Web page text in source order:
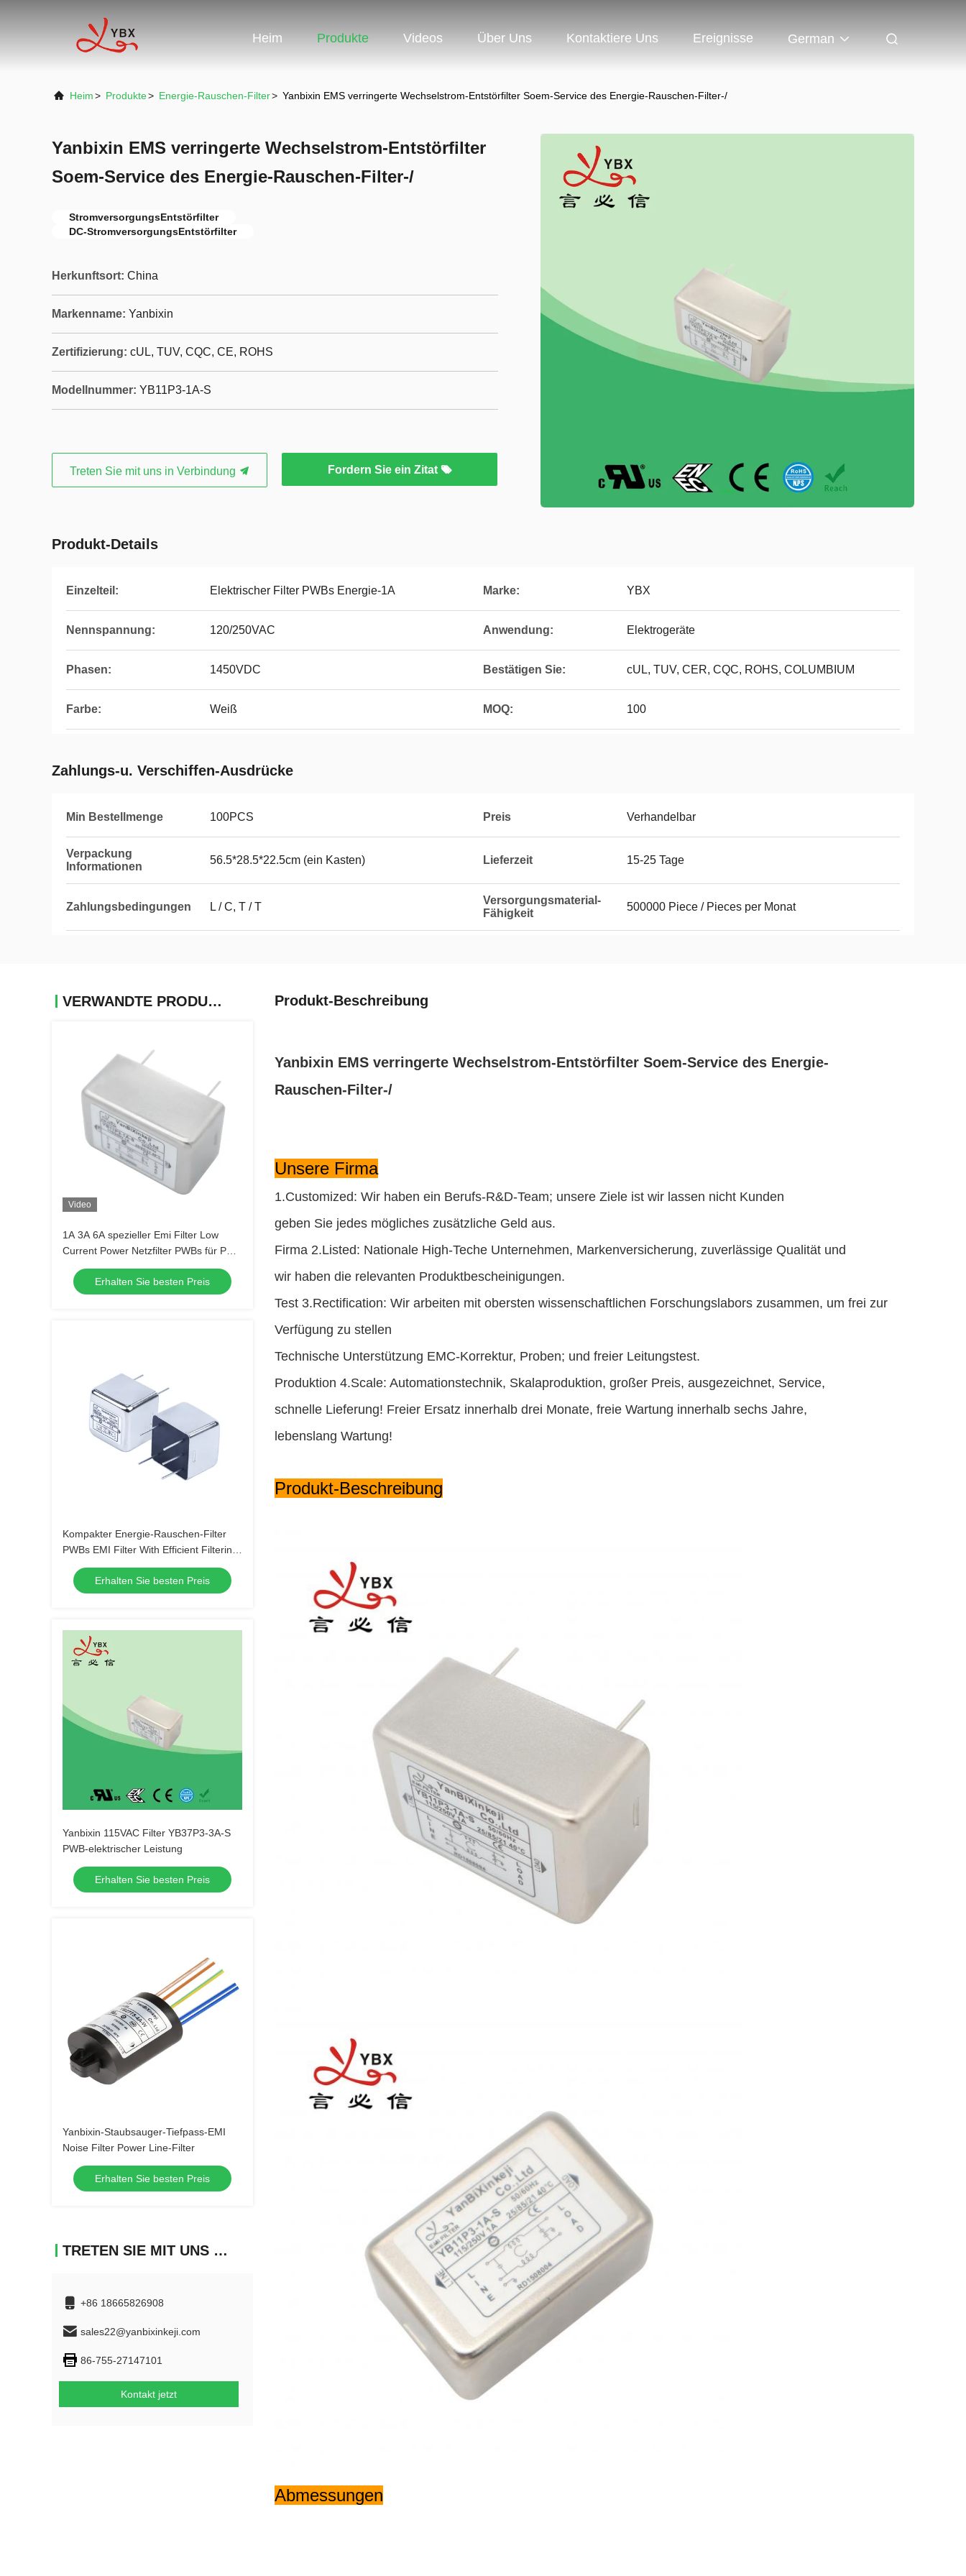
Heim Produkte Videos Über Uns Kontaktiere Uns Ereignisse German
Heim> Produkte> Energie-Rauschen-Filter> Yanbixin EMS verringerte Wechselstrom-Entstörfilter Soem-Service des Energie-Rauschen-Filter-/
Yanbixin EMS verringerte Wechselstrom-Entstörfilter
Soem-Service des Energie-Rauschen-Filter-/
StromversorgungsEntstörfilter
DC-StromversorgungsEntstörfilter
Herkunftsort: China
Markenname: Yanbixin
Zertifizierung: cUL, TUV, CQC, CE, ROHS
Modellnummer: YB11P3-1A-S
Treten Sie mit uns in Verbindung Fordern Sie ein Zitat
Produkt-Details
Einzelteil: Elektrischer Filter PWBs Energie-1A Marke: YBX
Nennspannung: 120/250VAC Anwendung: Elektrogeräte
Phasen: 1450VDC Bestätigen Sie: cUL, TUV, CER, CQC, ROHS, COLUMBIUM
Farbe: Weiß MOQ: 100
Zahlungs-u. Verschiffen-Ausdrücke
Min Bestellmenge 100PCS Preis Verhandelbar
Verpackung
Informationen
56.5*28.5*22.5cm (ein Kasten) Lieferzeit 15-25 Tage
Zahlungsbedingungen L / C, T / T
Versorgungsmaterial-
Fähigkeit
500000 Piece / Pieces per Monat
VERWANDTE PRODUKTE
Video
1A 3A 6A spezieller Emi Filter Low
Current Power Netzfilter PWBs für PC
Bretter
Erhalten Sie besten Preis
Kompakter Energie-Rauschen-Filter
PWBs EMI Filter With Efficient Filtering
1A-6A
Erhalten Sie besten Preis
Yanbixin 115VAC Filter YB37P3-3A-S
PWB-elektrischer Leistung
Erhalten Sie besten Preis
Yanbixin-Staubsauger-Tiefpass-EMI
Noise Filter Power Line-Filter
Erhalten Sie besten Preis
TRETEN SIE MIT UNS IN VERBINDUNG
+86 18665826908
sales22@yanbixinkeji.com
86-755-27147101
Kontakt jetzt
Produkt-Beschreibung
Yanbixin EMS verringerte Wechselstrom-Entstörfilter Soem-Service des Energie-
Rauschen-Filter-/
Unsere Firma
1.Customized: Wir haben ein Berufs-R&D-Team; unsere Ziele ist wir lassen nicht Kunden
geben Sie jedes mögliches zusätzliche Geld aus.
Firma 2.Listed: Nationale High-Teche Unternehmen, Markenversicherung, zuverlässige Qualität und
wir haben die relevanten Produktbescheinigungen.
Test 3.Rectification: Wir arbeiten mit obersten wissenschaftlichen Forschungslabors zusammen, um frei zur
Verfügung zu stellen
Technische Unterstützung EMC-Korrektur, Proben; und freier Leitungstest.
Produktion 4.Scale: Automationstechnik, Skalaproduktion, großer Preis, ausgezeichnet, Service,
schnelle Lieferung! Freier Ersatz innerhalb drei Monate, freie Wartung innerhalb sechs Jahre,
lebenslang Wartung!
Produkt-Beschreibung
Abmessungen